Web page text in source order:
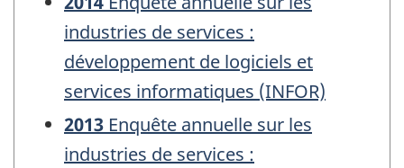
industries de services :
développement de logiciels et
services informatiques (INFOR)
2013 Enquête annuelle sur les
industries de services :